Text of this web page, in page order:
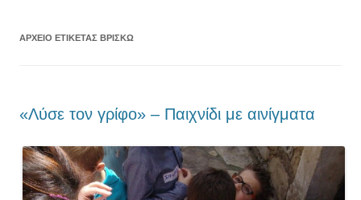
ΑΡΧΕΊΟ ΕΤΙΚΈΤΑΣ ΒΡΙΣΚΩ
«Λύσε τον γρίφο» – Παιχνίδι με αινίγματα